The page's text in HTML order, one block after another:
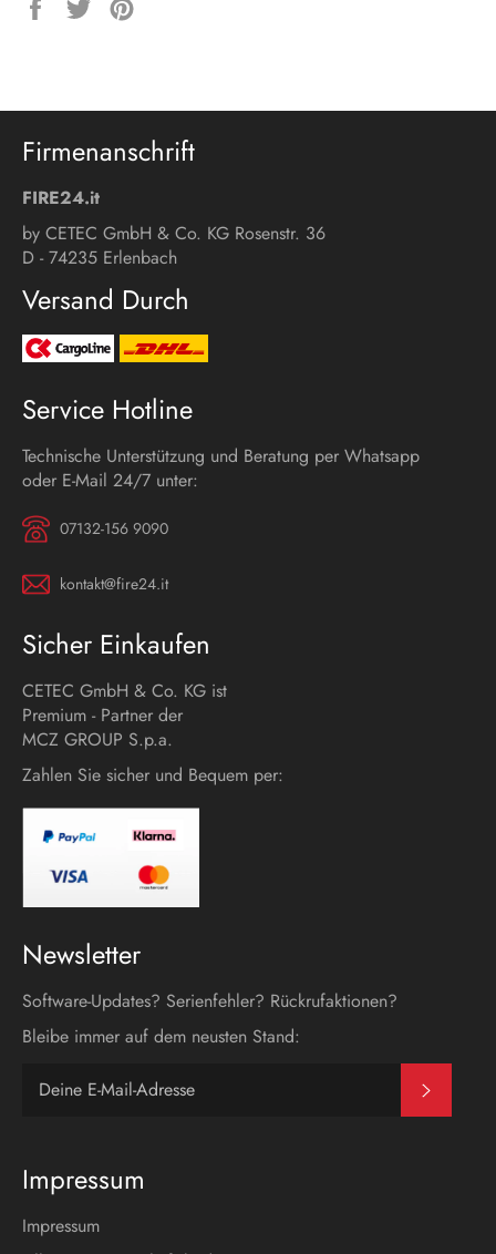
Auf
Auf
Firmenanschrift
FIRE24.it
by CETEC GmbH & Co. KG Rosenstr. 36
D - 74235 Erlenbach
Versand Durch
Service Hotline
Technische Unterstützung und Beratung per Whatsapp
oder E-Mail 24/7 unter:
07132-156 9090
kontakt@fire24.it
Sicher Einkaufen
CETEC GmbH & Co. KG ist
Premium - Partner der
MCZ GROUP S.p.a.
Zahlen Sie sicher und Bequem per:
Newsletter
Software-Updates? Serienfehler? Rückrufaktionen?
Bleibe immer auf dem neusten Stand:
Impressum
Impressum